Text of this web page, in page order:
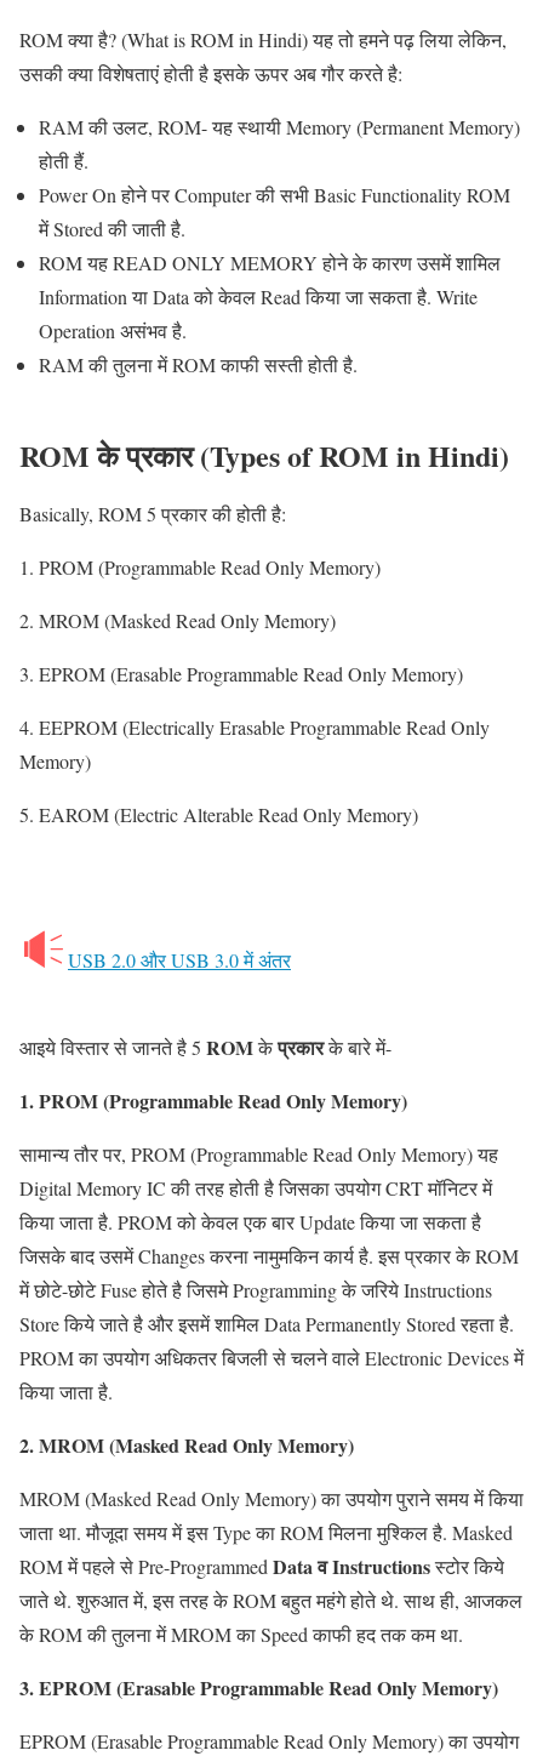
ROM क्या है? (What is ROM in Hindi) यह तो हमने पढ़ लिया लेकिन,
उसकी क्या विशेषताएं होती है इसके ऊपर अब गौर करते है:
RAM की उलट, ROM- यह स्थायी Memory (Permanent Memory)
होती हैं.
Power On होने पर Computer की सभी Basic Functionality ROM
में Stored की जाती है.
ROM यह READ ONLY MEMORY होने के कारण उसमें शामिल
Information या Data को केवल Read किया जा सकता है. Write
Operation असंभव है.
RAM की तुलना में ROM काफी सस्ती होती है.
ROMकेप्रकार (Types of ROM in Hindi)
Basically, ROM 5 प्रकार की होती है:
1. PROM (Programmable Read Only Memory)
2. MROM (Masked Read Only Memory)
3. EPROM (Erasable Programmable Read Only Memory)
4. EEPROM (Electrically Erasable Programmable Read Only
Memory)
5. EAROM (Electric Alterable Read Only Memory)
USB 2.0 और USB 3.0 में अंतर
आइये विस्तार से जानते है 5 ROMकेप्रकारके बारे में-
1. PROM (Programmable Read Only Memory)
सामान्य तौर पर, PROM (Programmable Read Only Memory) यह
Digital Memory IC की तरह होती है जिसका उपयोग CRT मॉनिटर में
किया जाता है. PROM को केवल एक बार Update किया जा सकता है
जिसके बाद उसमें Changes करना नामुमकिन कार्य है. इस प्रकार के ROM
में छोटे-छोटे Fuse होते है जिसमे Programming के जरिये Instructions
Store किये जाते है और इसमें शामिल Data Permanently Stored रहता है.
PROM का उपयोग अधिकतर बिजली से चलने वाले Electronic Devices में
किया जाता है.
2. MROM (Masked Read Only Memory)
MROM (Masked Read Only Memory) का उपयोग पुराने समय में किया
जाता था. मौजूदा समय में इस Type का ROM मिलना मुश्किल है. Masked
ROM में पहले से Pre-ProgrammedData व Instructionsस्टोर किये
जाते थे. शुरुआत में, इस तरह के ROM बहुत महंगे होते थे. साथ ही, आजकल
के ROM की तुलना में MROM का Speed काफी हद तक कम था.
3. EPROM (Erasable Programmable Read Only Memory)
EPROM (Erasable Programmable Read Only Memory) का उपयोग